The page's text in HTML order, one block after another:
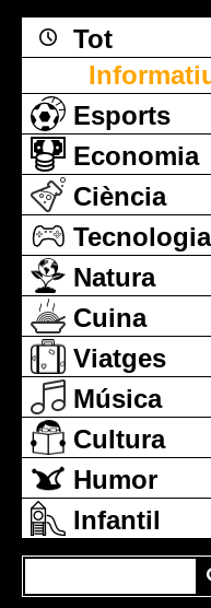
Tot
Esports
Economia
Ciència
Tecnologia
Natura
Cuina
Viatges
Música
Cultura
Humor
Infantil